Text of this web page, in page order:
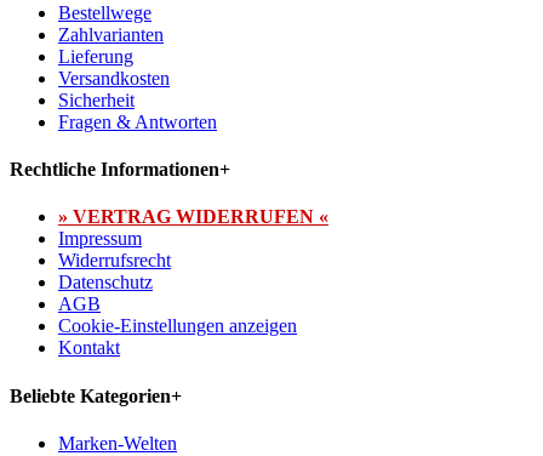
Bestellwege
Zahlvarianten
Lieferung
Versandkosten
Sicherheit
Fragen & Antworten
Rechtliche Informationen+
» VERTRAG WIDERRUFEN «
Impressum
Widerrufsrecht
Datenschutz
AGB
Cookie-Einstellungen anzeigen
Kontakt
Beliebte Kategorien+
Marken-Welten